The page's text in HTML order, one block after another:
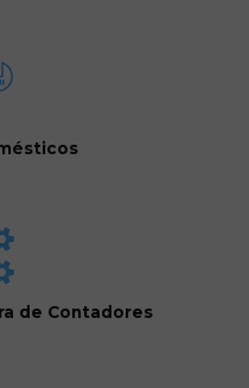
de Contadores